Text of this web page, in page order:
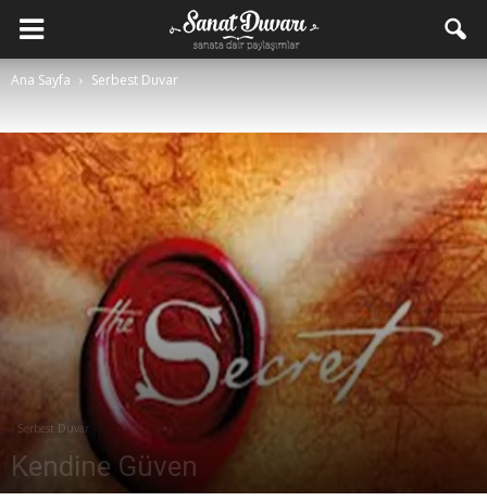
Ana Sayfa Serbest Duvar
Serbest Duvar
Kendine Güven